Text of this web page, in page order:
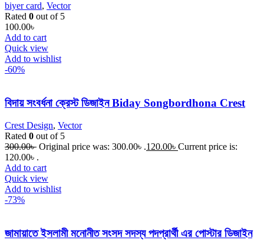
biyer card, Vector
Rated 0 out of 5
100.00৳
Add to cart
Quick view
Add to wishlist
-60%
বিদায় সংবর্ধনা ক্রেস্ট ডিজাইন Biday Songbordhona Crest
Crest Design, Vector
Rated 0 out of 5
300.00৳ Original price was: 300.00৳ .120.00৳ Current price is:
120.00৳ .
Add to cart
Quick view
Add to wishlist
-73%
জামায়াতে ইসলামী মনোনীত সংসদ সদস্য পদপ্রার্থী এর পোস্টার ডিজাইন